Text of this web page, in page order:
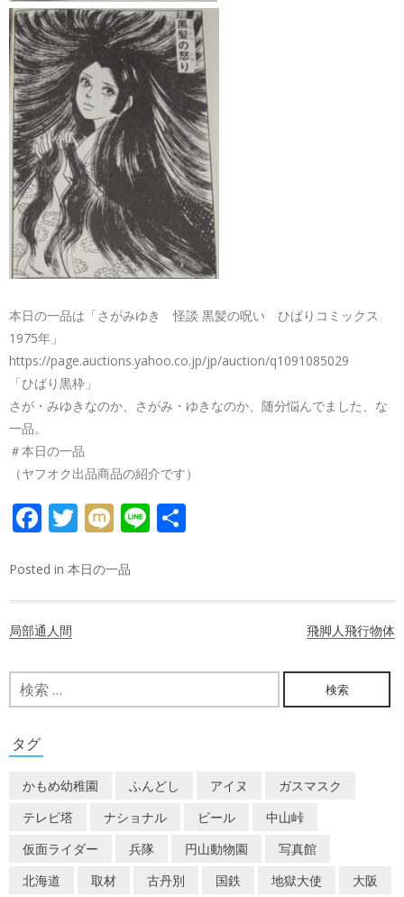
本日の一品は「さがみゆき 怪談 黒髪の呪い ひばりコミックス
1975年」
https://page.auctions.yahoo.co.jp/jp/auction/q1091085029
「ひばり黒枠」
さが・みゆきなのか、さがみ・ゆきなのか、随分悩んでました、な
一品。
＃本日の一品
（ヤフオク出品商品の紹介です）
FACEBOOK
TWITTER
MIXILINE
Posted in 本日の一品
ナ
ビ
ゲ
ー
シ
ョ
ン
局部通人間 飛脚人飛行物体
検
索:
タグ
かもめ幼稚園 ふんどし アイヌ
ガスマスク
テレビ塔
ナショナル ビール
中山峠
仮面ライダー
兵隊 円山動物園
写真館
北海道
取材 古丹別 国鉄 地獄大使
大阪